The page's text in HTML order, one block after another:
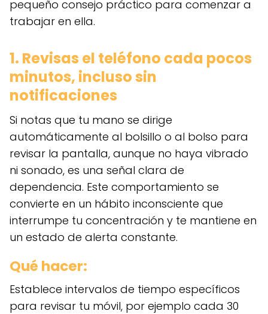
pequeño consejo práctico para comenzar a
trabajar en ella.
1. Revisas el teléfono cada pocos
minutos, incluso sin
notificaciones
Si notas que tu mano se dirige
automáticamente al bolsillo o al bolso para
revisar la pantalla, aunque no haya vibrado
ni sonado, es una señal clara de
dependencia. Este comportamiento se
convierte en un hábito inconsciente que
interrumpe tu concentración y te mantiene en
un estado de alerta constante.
Qué hacer:
Establece intervalos de tiempo específicos
para revisar tu móvil, por ejemplo cada 30